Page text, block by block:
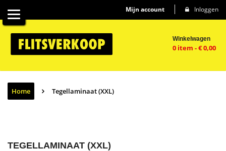
Inloggen
Mijn account
Winkelwagen
0 item -€0,00
Home Tegellaminaat (XXL)
TEGELLAMINAAT (XXL)